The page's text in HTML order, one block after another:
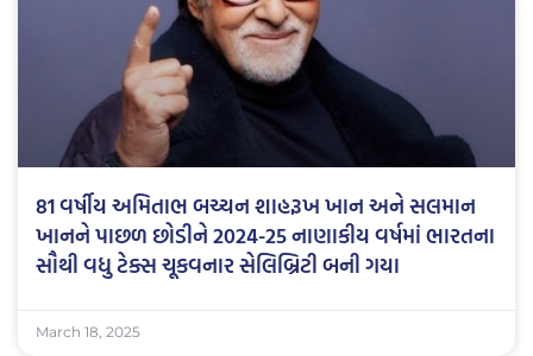
81 વર્ષીય અમિતાભ બચ્ચન શાહરૂખ ખાન અને સલમાન
ખાનને પાછળ છોડીને 2024-25 નાણાકીય વર્ષમાં ભારતના
સૌથી વધુ ટેક્સ ચૂકવનાર સેલિબ્રિટી બની ગયા
March 18, 2025